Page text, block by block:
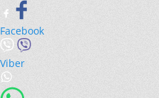
Facebook
Viber